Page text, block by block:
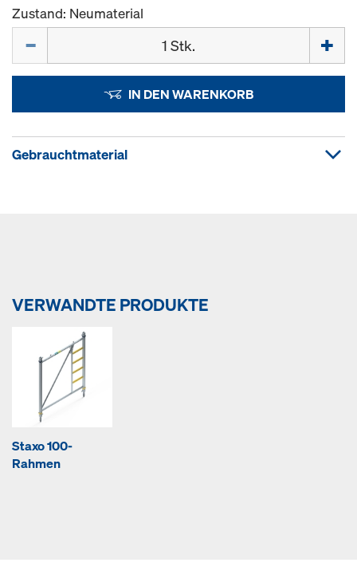
Zustand: Neumaterial
IN DEN WARENKORB
Gebrauchtmaterial
VERWANDTE PRODUKTE
Staxo 100-
Rahmen